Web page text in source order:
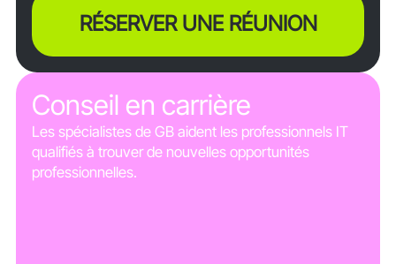
RÉSERVER UNE RÉUNION
Conseil en carrière
Les spécialistes de GB aident les professionnels IT
qualifiés à trouver de nouvelles opportunités
professionnelles.